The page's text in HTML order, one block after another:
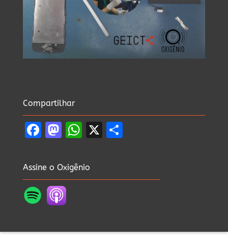
Compartilhar
Facebook
Mastodon
WhatsApp
X
Assine o Oxigênio